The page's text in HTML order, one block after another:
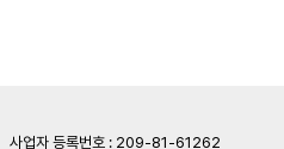
사업자 등록번호 : 209-81-61262